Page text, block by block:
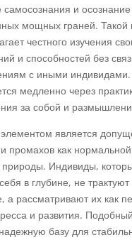
самосознания и осознание
мощных граней. Такой
честного изучения
и способностей без
с иными
медленно через
за собой и
является
промахов как
Индивиды,
в глубине, не
а рассматривают их как
и развития.
базу для